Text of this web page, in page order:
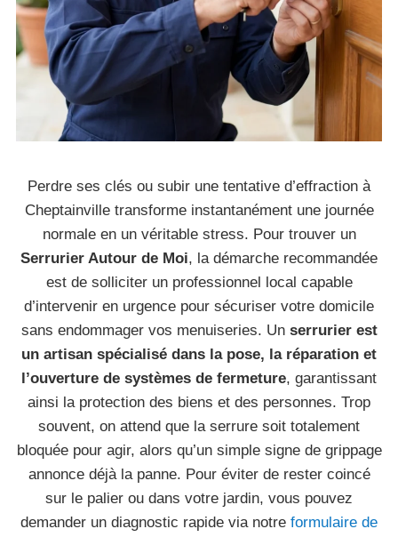
Perdre ses clés ou subir une tentative d’effraction à
Cheptainville transforme instantanément une journée
normale en un véritable stress. Pour trouver un
Serrurier Autour de Moi, la démarche recommandée
est de solliciter un professionnel local capable
d’intervenir en urgence pour sécuriser votre domicile
sans endommager vos menuiseries. Un serrurier est
un artisan spécialisé dans la pose, la réparation et
l’ouverture de systèmes de fermeture, garantissant
ainsi la protection des biens et des personnes. Trop
souvent, on attend que la serrure soit totalement
bloquée pour agir, alors qu’un simple signe de grippage
annonce déjà la panne. Pour éviter de rester coincé
sur le palier ou dans votre jardin, vous pouvez
demander un diagnostic rapide via notre formulaire de